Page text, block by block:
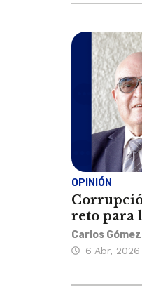
OPINIÓN
reto para
Carlos
6 Abr, 2026